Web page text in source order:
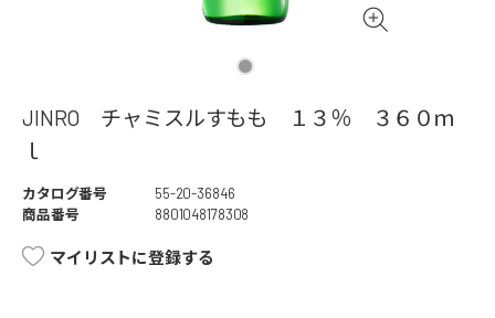
JINRO チャミスルすもも １３％ ３６０ｍ
ｌ
カタログ番号
55-20-36846
商品番号
8801048178308
マイリストに登録する